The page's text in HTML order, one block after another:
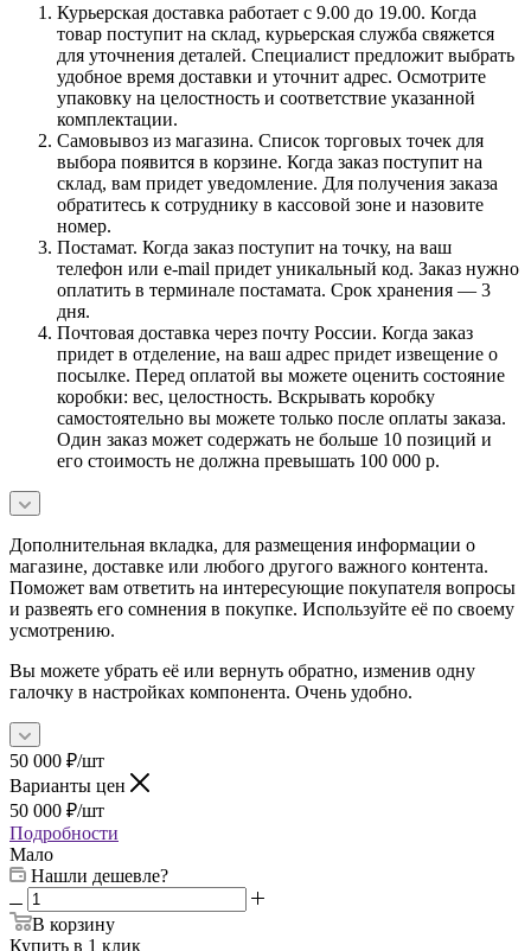
Курьерская доставка работает с 9.00 до 19.00. Когда
товар поступит на склад, курьерская служба свяжется
для уточнения деталей. Специалист предложит выбрать
удобное время доставки и уточнит адрес. Осмотрите
упаковку на целостность и соответствие указанной
комплектации.
Самовывоз из магазина. Список торговых точек для
выбора появится в корзине. Когда заказ поступит на
склад, вам придет уведомление. Для получения заказа
обратитесь к сотруднику в кассовой зоне и назовите
номер.
Постамат. Когда заказ поступит на точку, на ваш
телефон или e-mail придет уникальный код. Заказ нужно
оплатить в терминале постамата. Срок хранения — 3
дня.
Почтовая доставка через почту России. Когда заказ
придет в отделение, на ваш адрес придет извещение о
посылке. Перед оплатой вы можете оценить состояние
коробки: вес, целостность. Вскрывать коробку
самостоятельно вы можете только после оплаты заказа.
Один заказ может содержать не больше 10 позиций и
его стоимость не должна превышать 100 000 р.
Дополнительная вкладка, для размещения информации о
магазине, доставке или любого другого важного контента.
Поможет вам ответить на интересующие покупателя вопросы
и развеять его сомнения в покупке. Используйте её по своему
усмотрению.
Вы можете убрать её или вернуть обратно, изменив одну
галочку в настройках компонента. Очень удобно.
50 000 ₽/шт
Варианты цен
50 000 ₽/шт
Подробности
Мало
Нашли дешевле?
В корзину
Купить в 1 клик